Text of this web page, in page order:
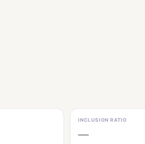
INCLUSION RATIO
—